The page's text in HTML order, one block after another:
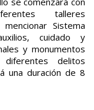
talleres
Sistema
cuidado y
y monumentos
delitos
una duración de 8